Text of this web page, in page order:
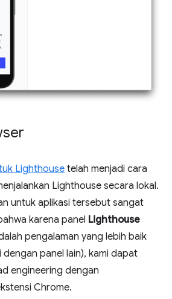
Lighthouse telah menjadi cara
Lighthouse secara lokal.
untuk aplikasi tersebut sangat
karena panel Lighthouse
pengalaman yang lebih baik
panel lain), kami dapat
engineering dengan
Chrome.